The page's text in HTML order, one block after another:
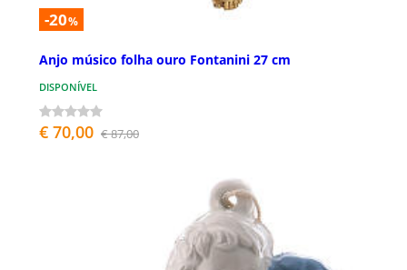
-20%
Anjo músico folha ouro Fontanini 27 cm
DISPONÍVEL
€ 70,00 € 87,00